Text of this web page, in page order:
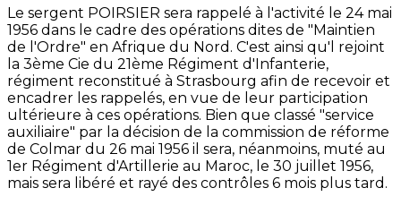
Le sergent POIRSIER sera rappelé à l'activité le 24 mai
1956 dans le cadre des opérations dites de "Maintien
de l'Ordre" en Afrique du Nord. C'est ainsi qu'l rejoint
la 3ème Cie du 21ème Régiment d'Infanterie,
régiment reconstitué à Strasbourg afin de recevoir et
encadrer les rappelés, en vue de leur participation
ultérieure à ces opérations. Bien que classé "service
auxiliaire" par la décision de la commission de réforme
de Colmar du 26 mai 1956 il sera, néanmoins, muté au
1er Régiment d'Artillerie au Maroc, le 30 juillet 1956,
mais sera libéré et rayé des contrôles 6 mois plus tard.